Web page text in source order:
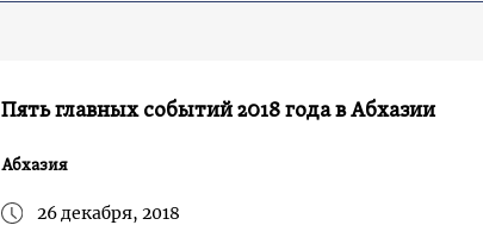
Пять главных событий 2018 года в Абхазии
Абхазия
26 декабря, 2018